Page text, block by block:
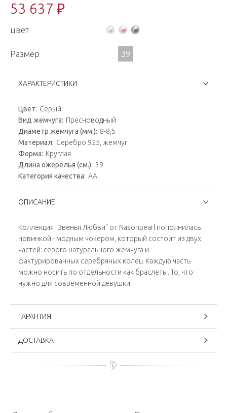
53 637 ₽
цвет
Размер 39
ХАРАКТЕРИСТИКИ
Цвет: Серый
Вид жемчуга: Пресноводный
Диаметр жемчуга (мм.): 8-8,5
Материал: Серебро 925, жемчуг
Форма: Круглая
Длина ожерелья (см.): 39
Категория качества: AA
ОПИСАНИЕ
Коллекция "Звенья Любви" от Nasonpearl пополнилась
новинкой - модным чокером, который состоит из двух
частей: серого натурального жемчуга и
фактурированных серебряных колец. Каждую часть
можно носить по отдельности как браслеты. То, что
нужно для современной девушки.
ГАРАНТИЯ
ДОСТАВКА